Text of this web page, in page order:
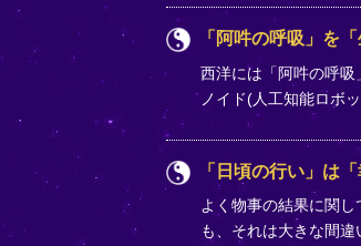
「阿吽の呼吸」を
西洋には「阿吽の呼
ノイド(人工知能ロボ
「日頃の行い」は
よく物事の結果に関
も、それは大きな間